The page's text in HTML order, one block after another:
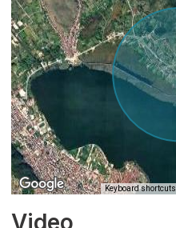
Keyboard shortcuts
Video